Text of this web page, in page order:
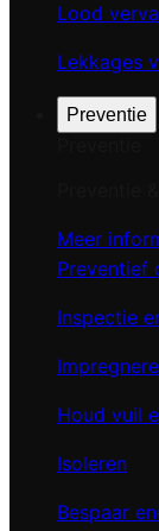
Lood
Lekkages
Preventie
Meer
Preventief
Inspectie
Houd vuil
Isoleren
Bespaar